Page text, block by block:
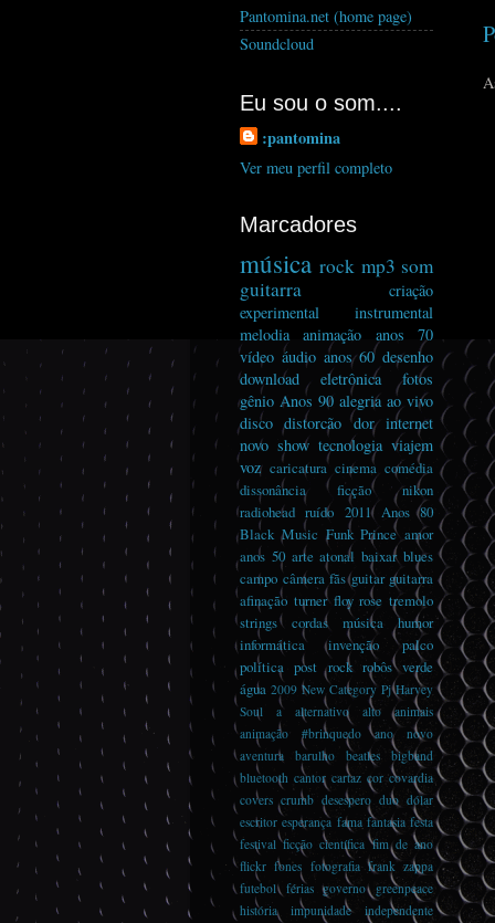
Pantomina.net (home page)
Soundcloud
Eu sou o som....
:pantomina
Ver meu perfil completo
Marcadores
música rock mp3 som
guitarra
criação
experimental
instrumental
melodia
animação
anos 70
vídeo áudio anos 60 desenho
download
eletrônica
fotos
gênio Anos 90 alegria ao vivo
disco distorcão dor internet
novo show tecnologia viajem
voz caricatura cinema comédia
dissonância
ficção
nikon
radiohead ruído 2011 Anos 80
Black Music Funk Prince amor
anos 50 arte atonal baixar blues
campo câmera fãs guitar guitarra
afinação turner floy rose tremolo
strings cordas música
humor
informática
invenção
palco
política post rock robôs verde
água 2009 New Category Pj Harvey
Soul
a alternativo alto
animais
animação #brinquedo
ano novo
aventura
barulho beatles
bigband
bluetooth cantor cartaz cor covardia
covers crumb desespero duo dólar
escritor esperança fama fantasia festa
festival ficção científica fim de ano
flickr fones fotografia frank zappa
futebol
férias governo
greenpeace
história
impunidade
independente